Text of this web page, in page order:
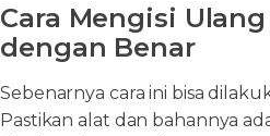
Cara Mengisi
dengan Benar
Sebenarnya cara ini bisa
Pastikan alat dan bahannya